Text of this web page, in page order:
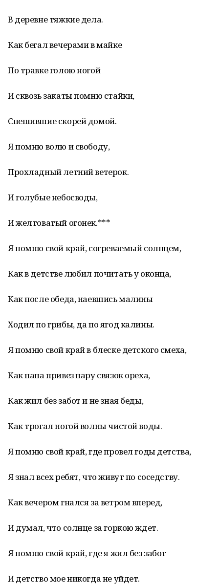
В деревне тяжкие дела.
Как бегал вечерами в майке
По травке голою ногой
И сквозь закаты помню стайки,
Спешившие скорей домой.
Я помню волю и свободу,
Прохладный летний ветерок.
И голубые небосводы,
И желтоватый огонек.***
Я помню свой край, согреваемый солнцем,
Как в детстве любил почитать у оконца,
Как после обеда, наевшись малины
Ходил по грибы, да по ягод калины.
Я помню свой край в блеске детского смеха,
Как папа привез пару связок ореха,
Как жил без забот и не зная беды,
Как трогал ногой волны чистой воды.
Я помню свой край, где провел годы детства,
Я знал всех ребят, что живут по соседству.
Как вечером гнался за ветром вперед,
И думал, что солнце за горкою ждет.
Я помню свой край, где я жил без забот
И детство мое никогда не уйдет.